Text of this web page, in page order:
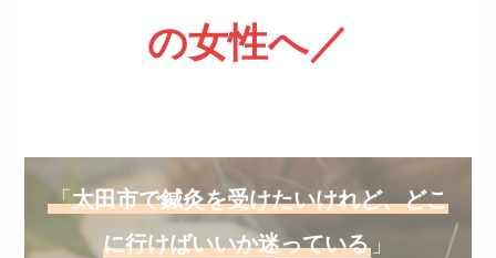
の女性へ／
「太田市で鍼灸を受けたいけれど、どこ
に行けばいいか迷っている 」